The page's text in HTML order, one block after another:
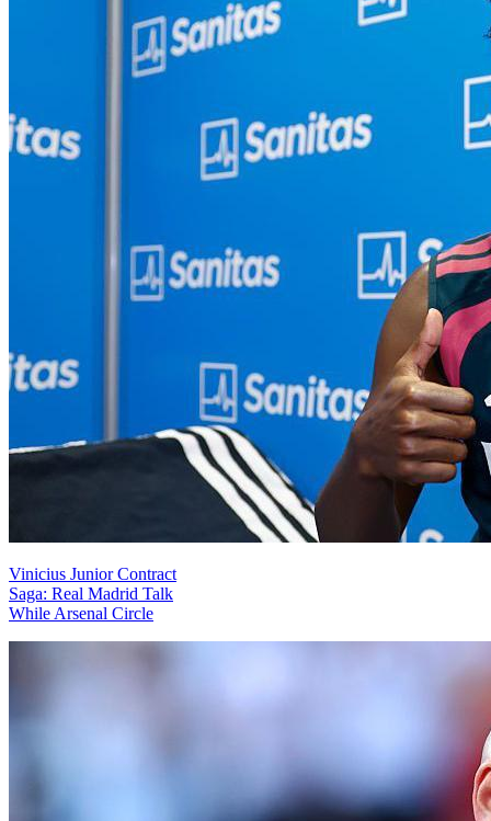
Vinicius Junior Contract
Saga: Real Madrid Talk
While Arsenal Circle